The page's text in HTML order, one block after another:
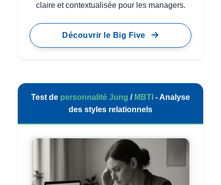
claire et contextualisée pour les managers.
Découvrir le Big Five
Test de personnalité Jung / MBTI - Analyse
des styles relationnels